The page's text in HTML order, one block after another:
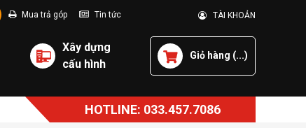
Mua trả góp Tin tức TÀI KHOẢN
Xây dựng
cấu hình
Giỏ hàng (...)
HOTLINE: 033.457.7086